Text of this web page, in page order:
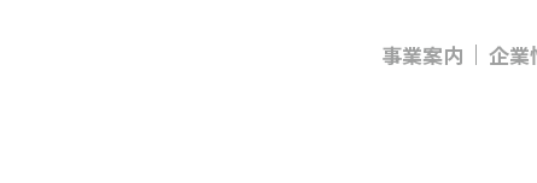
事業案内 企業